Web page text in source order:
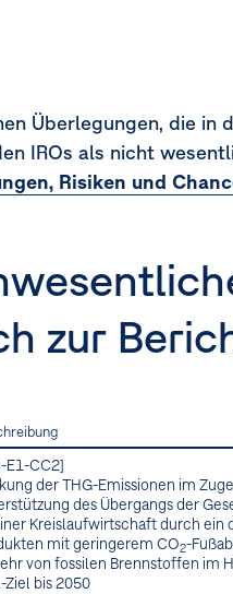
Überlegungen, die in
IROs als nicht
Risiken und
zur
i, 48c-ii, 48c-iii, 48c-iv]
E1-CC2]
der THG-Emissionen im
des Übergangs der
Kreislaufwirtschaft durch ein
mit geringerem CO2-
von fossilen Brennstoffen im
Ziel bis 2050